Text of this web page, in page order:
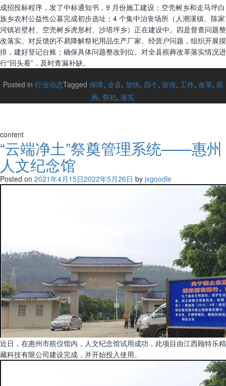
成招投标程序，发了中标通知书，9 月份施工建设；空壳树乡和走马坪白
族乡农村公益性公墓完成初步选址；4 个集中治丧场所（人潮溪镇、陈家
河镇岩壁村、空壳树乡虎形村、沙塔坪乡）正在建设中。四是督查问题整
改落实。对反馈的不易降解祭祀用品生产厂家、经营户问题，组织开展摸
排，建好登记台账；确保具体问题整改到位。对全县殡葬改革落实情况进
行“回头看”，及时查漏补缺。
Posted in 行业动态Tagged 保障, 全县, 加快, 四个, 宣传, 工作, 改革, 殡
葬, 祭祀, 落实
content
“云端净土”祭奠管理系统——惠州
人文纪念馆
Posted on 2021年4月15日2022年5月26日 by jxgoodle
近日，在惠州市殡仪馆内，人文纪念馆试用成功，此项目由江西顾特乐精
藏科技有限公司建设完成，并开始投入使用。